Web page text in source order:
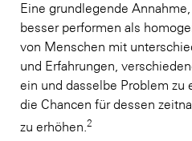
Eine grundlegende
besser performen als
von Menschen mit
und Erfahrungen,
ein und dasselbe Problem zu
die Chancen für dessen
zu erhöhen. 2